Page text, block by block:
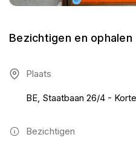
Bezichtigen en ophalen
Plaats
BE, Staatbaan 26/4 -
Bezichtigen